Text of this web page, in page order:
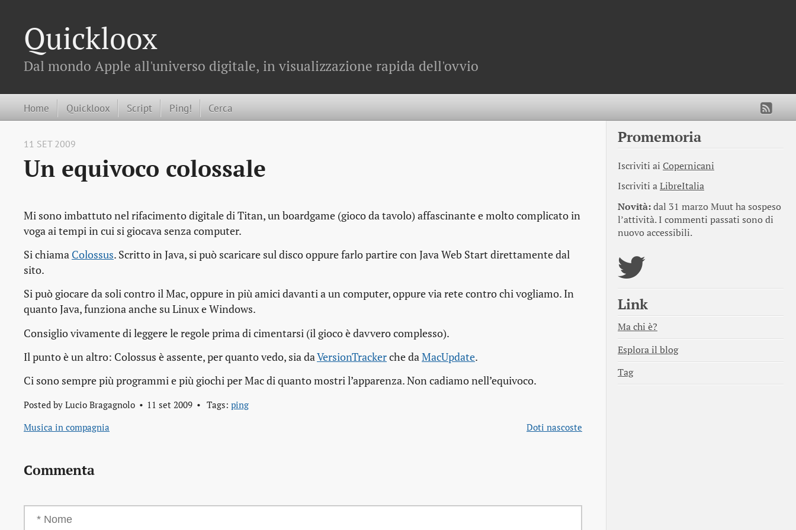
Quickloox
Dal mondo Apple all'universo digitale, in visualizzazione rapida dell'ovvio
Home Quickloox Script Ping! Cerca
11 SET 2009
Un equivoco colossale
Mi sono imbattuto nel rifacimento digitale di Titan, unboardgame (gioco da tavolo) affascinante e molto complicato in
voga ai tempi in cui si giocava senza computer.
Si chiama Colossus. Scritto in Java, si può scaricare sul disco oppure farlo partire con Java Web Start direttamente dal
sito.
Si può giocare da soli contro il Mac, oppure in più amici davanti a un computer, oppure via rete contro chi vogliamo. In
quanto Java, funziona anche su Linux e Windows.
Consiglio vivamente di leggere le regole prima di cimentarsi (il gioco è davvero complesso).
Il punto è un altro: Colossus è assente, per quanto vedo, sia daVersionTrackerche da MacUpdate.
Ci sono sempre più programmi e più giochi per Mac di quanto mostri l’apparenza. Non cadiamo nell’equivoco.
Posted by Lucio Bragagnolo 11 set 2009 Tags: ping
Musica in compagnia
Doti nascoste
Commenta
Promemoria
Iscriviti ai Copernicani
Iscriviti aLibreItalia
Novità:dal 31 marzo Muut ha sospeso
l’attività. I commenti passati sono di
nuovo accessibili.
Link
Ma chi è?
Esplora il blog
Tag